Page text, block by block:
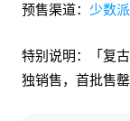
预售渠道： 少数
特别说明：「复
独销售，首批售罄